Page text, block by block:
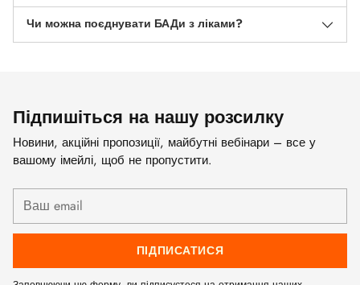
Чи можна поєднувати БАДи з ліками?
Підпишіться на нашу розсилку
Новини, акційні пропозиції, майбутні вебінари – все у
вашому імейлі, щоб не пропустити.
Ваш
email
ПІДПИСАТИСЯ